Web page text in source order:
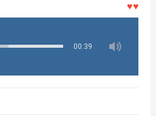
♥♥♥着メ
00:39